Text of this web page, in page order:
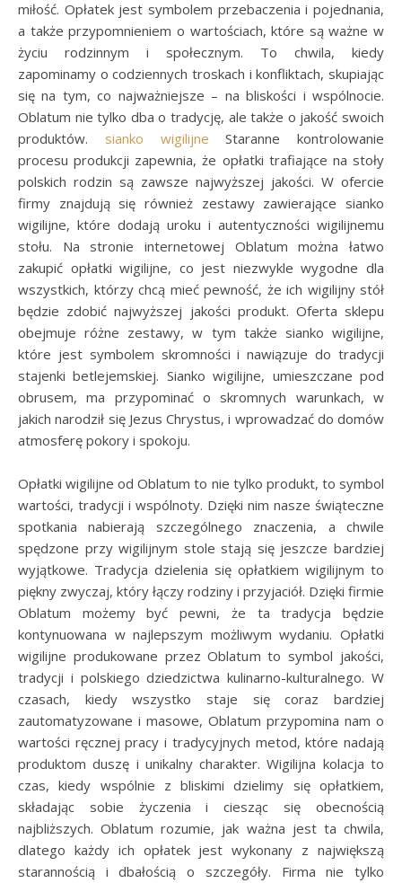
miłość. Opłatek jest symbolem przebaczenia i pojednania,
a także przypomnieniem o wartościach, które są ważne w
życiu rodzinnym i społecznym. To chwila, kiedy
zapominamy o codziennych troskach i konfliktach, skupiając
się na tym, co najważniejsze – na bliskości i wspólnocie.
Oblatum nie tylko dba o tradycję, ale także o jakość swoich
produktów. sianko wigilijne Staranne kontrolowanie
procesu produkcji zapewnia, że opłatki trafiające na stoły
polskich rodzin są zawsze najwyższej jakości. W ofercie
firmy znajdują się również zestawy zawierające sianko
wigilijne, które dodają uroku i autentyczności wigilijnemu
stołu. Na stronie internetowej Oblatum można łatwo
zakupić opłatki wigilijne, co jest niezwykle wygodne dla
wszystkich, którzy chcą mieć pewność, że ich wigilijny stół
będzie zdobić najwyższej jakości produkt. Oferta sklepu
obejmuje różne zestawy, w tym także sianko wigilijne,
które jest symbolem skromności i nawiązuje do tradycji
stajenki betlejemskiej. Sianko wigilijne, umieszczane pod
obrusem, ma przypominać o skromnych warunkach, w
jakich narodził się Jezus Chrystus, i wprowadzać do domów
atmosferę pokory i spokoju.
Opłatki wigilijne od Oblatum to nie tylko produkt, to symbol
wartości, tradycji i wspólnoty. Dzięki nim nasze świąteczne
spotkania nabierają szczególnego znaczenia, a chwile
spędzone przy wigilijnym stole stają się jeszcze bardziej
wyjątkowe. Tradycja dzielenia się opłatkiem wigilijnym to
piękny zwyczaj, który łączy rodziny i przyjaciół. Dzięki firmie
Oblatum możemy być pewni, że ta tradycja będzie
kontynuowana w najlepszym możliwym wydaniu. Opłatki
wigilijne produkowane przez Oblatum to symbol jakości,
tradycji i polskiego dziedzictwa kulinarno-kulturalnego. W
czasach, kiedy wszystko staje się coraz bardziej
zautomatyzowane i masowe, Oblatum przypomina nam o
wartości ręcznej pracy i tradycyjnych metod, które nadają
produktom duszę i unikalny charakter. Wigilijna kolacja to
czas, kiedy wspólnie z bliskimi dzielimy się opłatkiem,
składając sobie życzenia i ciesząc się obecnością
najbliższych. Oblatum rozumie, jak ważna jest ta chwila,
dlatego każdy ich opłatek jest wykonany z największą
starannością i dbałością o szczegóły. Firma nie tylko